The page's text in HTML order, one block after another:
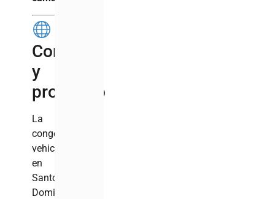
Contexto
y
propósito
La
congestión
vehicular
en
Santo
Domingo